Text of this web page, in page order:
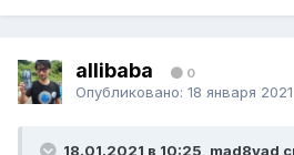
allibaba 0
Опубликовано: 18 января 2021
18.01.2021 в 10:25, mad8vad